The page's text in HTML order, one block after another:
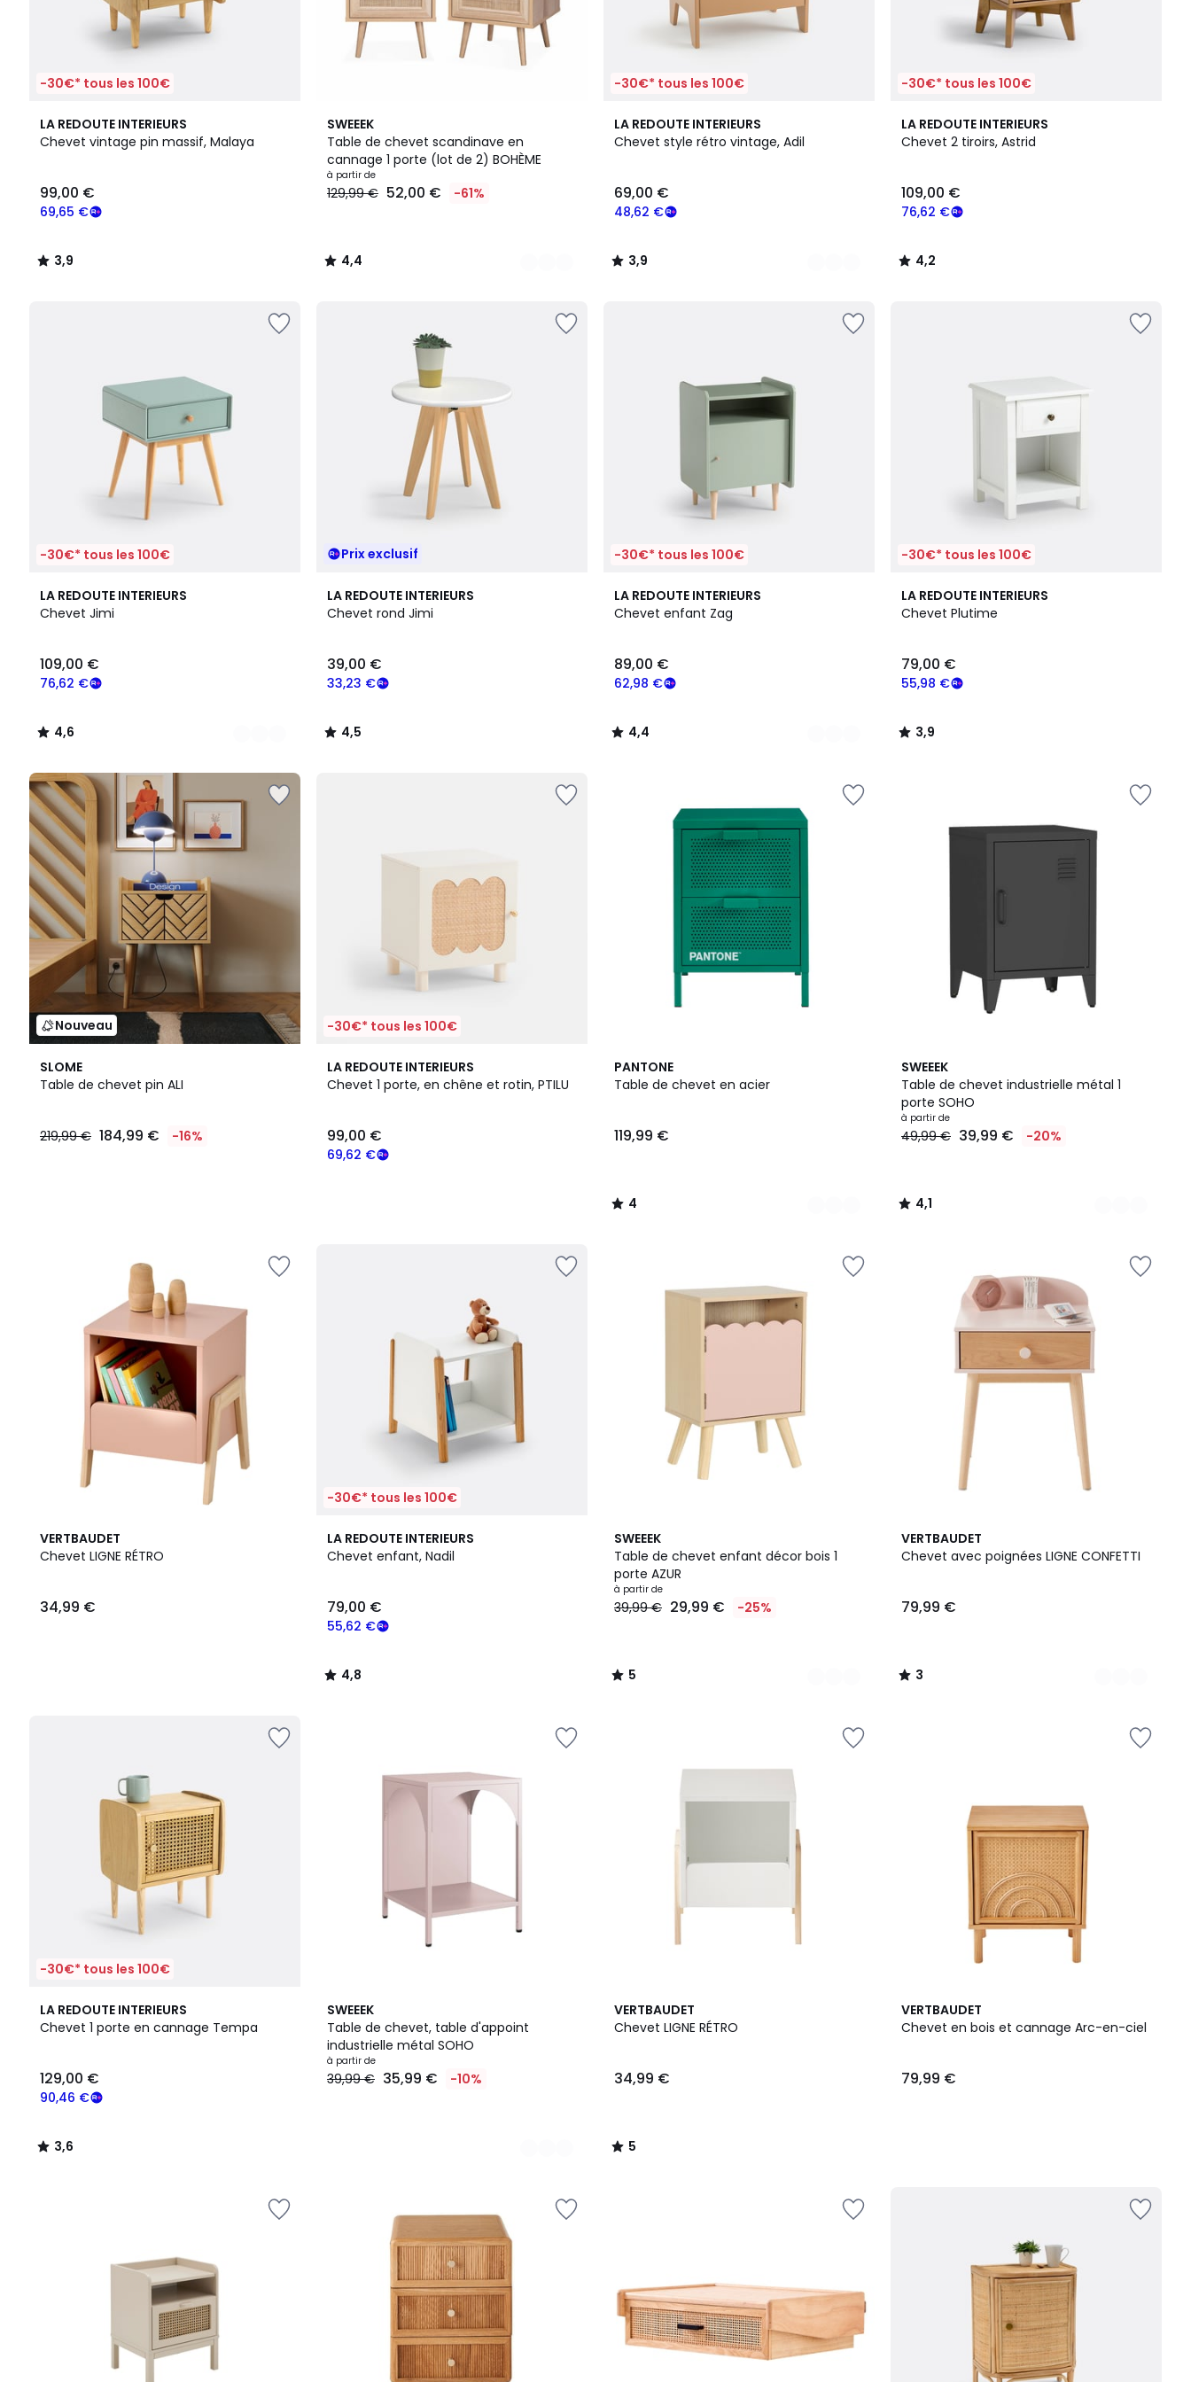
-30€* tous les 100€
LA REDOUTE INTERIEURS
Chevet vintage pin massif, Malaya
€
souscrivez
programme
69,65 €
99,00 €
3,9
/ 5
3,9
/
SWEEEK
Table de chevet scandinave en
cannage 1 porte (lot de 2) BOHÈME
à partir de
129,99 € 52,00 € -61%
4,4
/ 5
4
Couleurs
4,4
/
-30€* tous les 100€
LA REDOUTE INTERIEURS
Chevet style rétro vintage, Adil
48,62 €
69,00 €
3,9
/ 5
4
Couleurs
3,9
/
-30€* tous les 100€
LA REDOUTE INTERIEURS
Chevet 2 tiroirs, Astrid
76,62 €
109,00 €
4,2
/ 5
4,2
/
-30€* tous les 100€
LA REDOUTE INTERIEURS
Chevet Jimi
76,62 €
109,00 €
4,6
/ 5
2
Couleurs
4,6
/
Prix exclusif
LA REDOUTE INTERIEURS
Chevet rond Jimi
33,23 €
39,00 €
4,5
/ 5
4,5
/
-30€* tous les 100€
LA REDOUTE INTERIEURS
Chevet enfant Zag
62,98 €
89,00 €
4,4
/ 5
2
Couleurs
4,4
/
-30€* tous les 100€
LA REDOUTE INTERIEURS
Chevet Plutime
55,98 €
79,00 €
3,9
/ 5
3,9
/
Nouveau
SLOME
Table de chevet pin ALI
219,99 € 184,99 € -16%
-30€* tous les 100€
LA REDOUTE INTERIEURS
Chevet 1 porte, en chêne et rotin, PTILU
69,62 €
99,00 €
PANTONE
Table de chevet en acier
119,99 €
4
/
2
Couleurs
4
/
SWEEEK
Table de chevet industrielle métal 1
porte SOHO
à partir de
49,99 € 39,99 € -20%
4,1
/ 5
7
Couleurs
4,1
/
VERTBAUDET
Chevet LIGNE RÉTRO
34,99 €
-30€* tous les 100€
LA REDOUTE INTERIEURS
Chevet enfant, Nadil
55,62 €
79,00 €
4,8
/ 5
4,8
/
SWEEEK
Table de chevet enfant décor bois 1
porte AZUR
à partir de
39,99 € 29,99 € -25%
5
/
5
4
Couleurs
5
/
VERTBAUDET
Chevet avec poignées LIGNE CONFETTI
79,99 €
3
/
2
Couleurs
3
/
-30€* tous les 100€
LA REDOUTE INTERIEURS
Chevet 1 porte en cannage Tempa
90,46 €
129,00 €
3,6
/ 5
3,6
/
SWEEEK
Table de chevet, table d'appoint
industrielle métal SOHO
à partir de
39,99 € 35,99 € -10%
4
Couleurs
VERTBAUDET
Chevet LIGNE RÉTRO
34,99 €
5
/
5
/
VERTBAUDET
Chevet en bois et cannage Arc-en-ciel
79,99 €